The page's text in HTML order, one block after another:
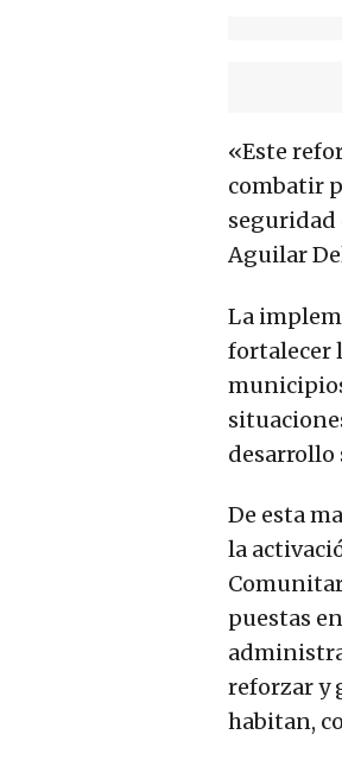
«Este
combatir
seguridad
Aguilar
La
fortalecer
desarrollo
De esta
la
puestas
reforzar y
habitan,